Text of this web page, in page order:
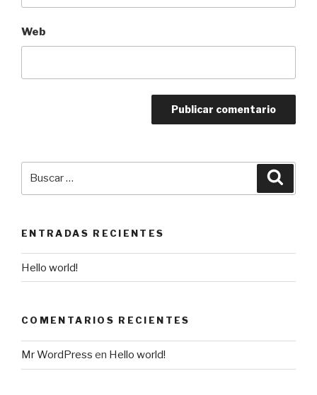
Web
ENTRADAS RECIENTES
Hello world!
COMENTARIOS RECIENTES
Mr WordPress en Hello world!